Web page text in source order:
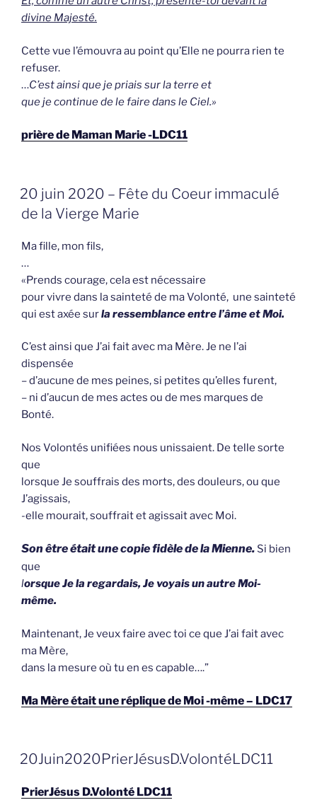
divine Majesté.
Cette vue l’émouvra au point qu’Elle ne pourra rien te
refuser.
…C’est ainsi que je priais sur la terre et
que je continue de le faire dans le Ciel.»
prière de Maman Marie -LDC11
GEPLAATST
OP
20 juin 2020 – Fête du Coeur immaculé
de la Vierge Marie
Ma fille, mon fils,
…
«Prends courage, cela est nécessaire
pour vivre dans la sainteté de ma Volonté, une sainteté
qui est axée surla ressemblance entre l’âme et Moi.
C’est ainsi que J’ai fait avec ma Mère. Je ne l’ai
dispensée
– d’aucune de mes peines, si petites qu’elles furent,
– ni d’aucun de mes actes ou de mes marques de
Bonté.
Nos Volontés unifiées nous unissaient. De telle sorte
que
lorsque Je souffrais des morts, des douleurs, ou que
J’agissais,
-elle mourait, souffrait et agissait avec Moi.
Son être était une copie fidèle de la Mienne. Si bien
que
lorsque Je la regardais, Je voyais un autre Moi-
même.
Maintenant, Je veux faire avec toi ce que J’ai fait avec
ma Mère,
dans la mesure où tu en es capable….”
Ma Mère était une réplique de Moi -même – LDC17
GEPLAATST
OP
20Juin2020PrierJésusD.VolontéLDC11
PrierJésus D.Volonté LDC11